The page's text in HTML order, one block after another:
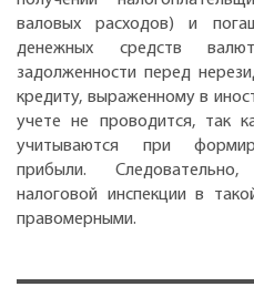
валовых расходов) и
денежных средств
задолженности перед
кредиту, выраженному в
учете не проводится, так
учитываются при
прибыли.
налоговой инспекции в
правомерными.